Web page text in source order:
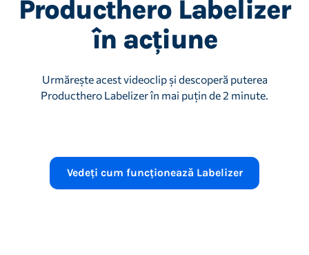
Producthero Labelizer
în acțiune
Urmărește acest videoclip și descoperă puterea
Producthero Labelizer în mai puțin de 2 minute.
Vedeți cum funcționează Labelizer